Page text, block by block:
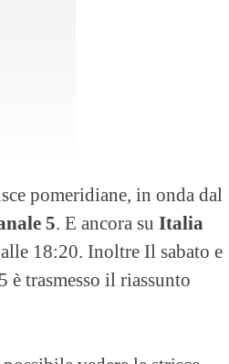
pomeridiane, in onda dal
5. E ancora su Italia
18:20. Inoltre Il sabato e
è trasmesso il riassunto